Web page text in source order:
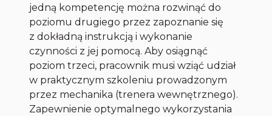
jedną kompetencję można rozwinąć do
poziomu drugiego przez zapoznanie się
z dokładną instrukcją i wykonanie
czynności z jej pomocą. Aby osiągnąć
poziom trzeci, pracownik musi wziąć udział
w praktycznym szkoleniu prowadzonym
przez mechanika (trenera wewnętrznego).
Zapewnienie optymalnego wykorzystania